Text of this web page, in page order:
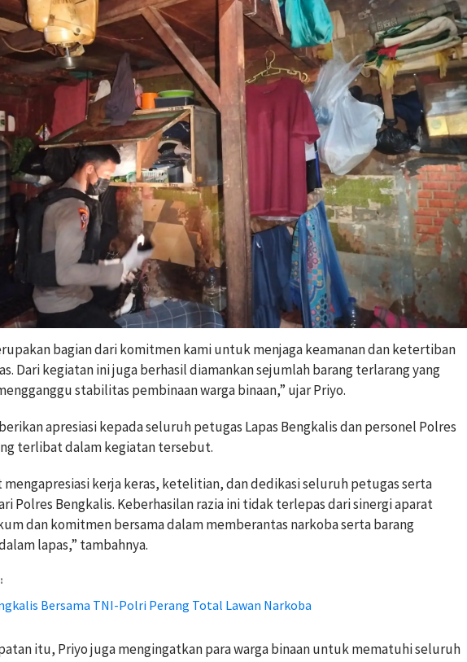
bagian dari komitmen kami untuk menjaga keamanan dan ketertiban
Dari kegiatan ini juga berhasil diamankan sejumlah barang terlarang yang
stabilitas pembinaan warga binaan,” ujar Priyo.
apresiasi kepada seluruh petugas Lapas Bengkalis dan personel Polres
terlibat dalam kegiatan tersebut.
mengapresiasi kerja keras, ketelitian, dan dedikasi seluruh petugas serta
Polres Bengkalis. Keberhasilan razia ini tidak terlepas dari sinergi aparat
dan komitmen bersama dalam memberantas narkoba serta barang
lapas,” tambahnya.
Bersama TNI-Polri Perang Total Lawan Narkoba
itu, Priyo juga mengingatkan para warga binaan untuk mematuhi seluruh